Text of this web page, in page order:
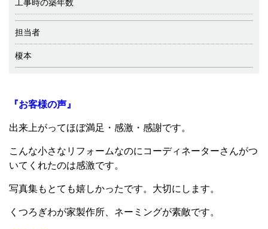
工事時の築年数
担当者
榎本
『お客様の声』
出来上がってほぼ満足・感激・感謝です。
こんな小さなリフォームなのにコーディネーターさんがつ
いてくれたのは感激です。
写真集もとても嬉しかったです。大切にします。
くつろぎわが家製作所、ネーミングが素敵です。